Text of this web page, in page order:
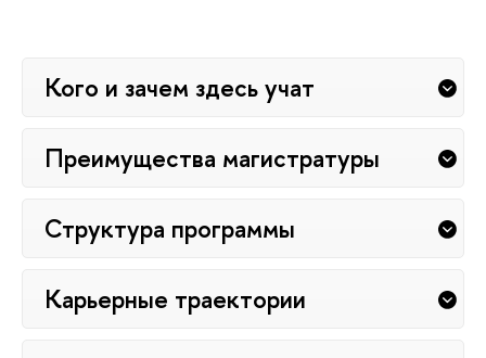
Кого и зачем здесь учат
Преимущества магистратуры
Структура программы
Карьерные траектории